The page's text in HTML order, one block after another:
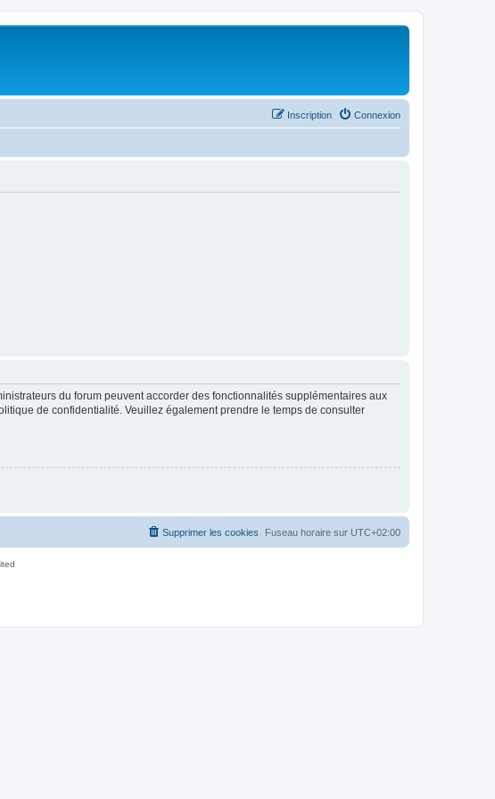
Connexion
Inscription
du forum peuvent accorder des fonctionnalités supplémentaires aux
de confidentialité. Veuillez également prendre le temps de consulter
Fuseau horaire sur UTC+02:00
Supprimer les cookies